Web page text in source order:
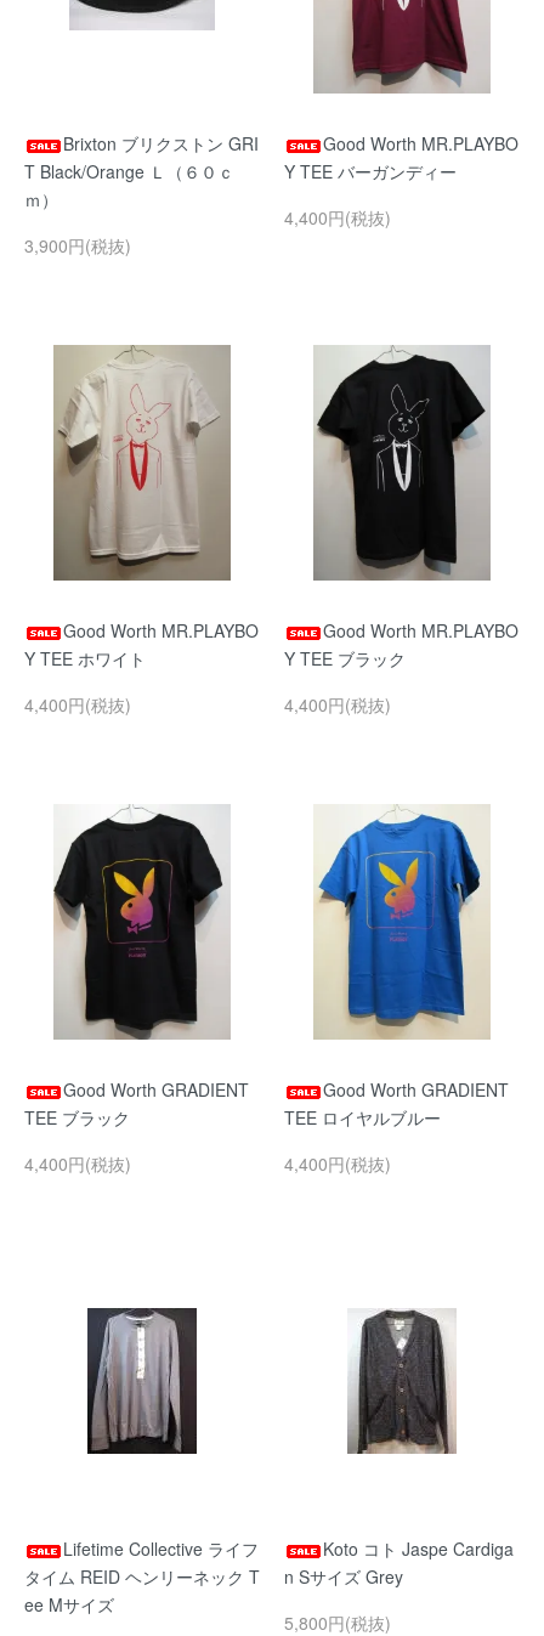
Brixton ブリクストン GRI
T Black/Orange Ｌ（６０ｃ
ｍ）
3,900円(税抜)
Good Worth MR.PLAYBO
Y TEE バーガンディー
4,400円(税抜)
Good Worth MR.PLAYBO
Y TEE ホワイト
4,400円(税抜)
Good Worth MR.PLAYBO
Y TEE ブラック
4,400円(税抜)
Good Worth GRADIENT
TEE ブラック
4,400円(税抜)
Good Worth GRADIENT
TEE ロイヤルブルー
4,400円(税抜)
Lifetime Collective ライフ
タイム REID ヘンリーネック T
ee Mサイズ
Koto コト Jaspe Cardiga
n Sサイズ Grey
5,800円(税抜)